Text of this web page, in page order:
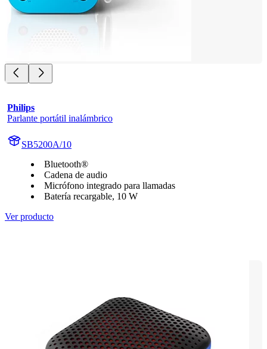
Philips
Parlante portátil inalámbrico
SB5200A/10
Bluetooth®
Cadena de audio
Micrófono integrado para llamadas
Batería recargable, 10 W
Ver producto